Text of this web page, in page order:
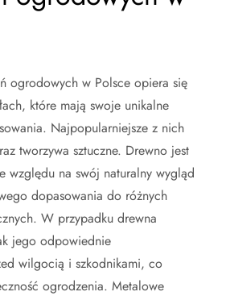
ogrodowych w Polsce opiera się
które mają swoje unikalne
Najpopularniejsze z nich
tworzywa sztuczne. Drewno jest
względu na swój naturalny wygląd
dopasowania do różnych
W przypadku drewna
jego odpowiednie
wilgocią i szkodnikami, co
ogrodzenia. Metalowe